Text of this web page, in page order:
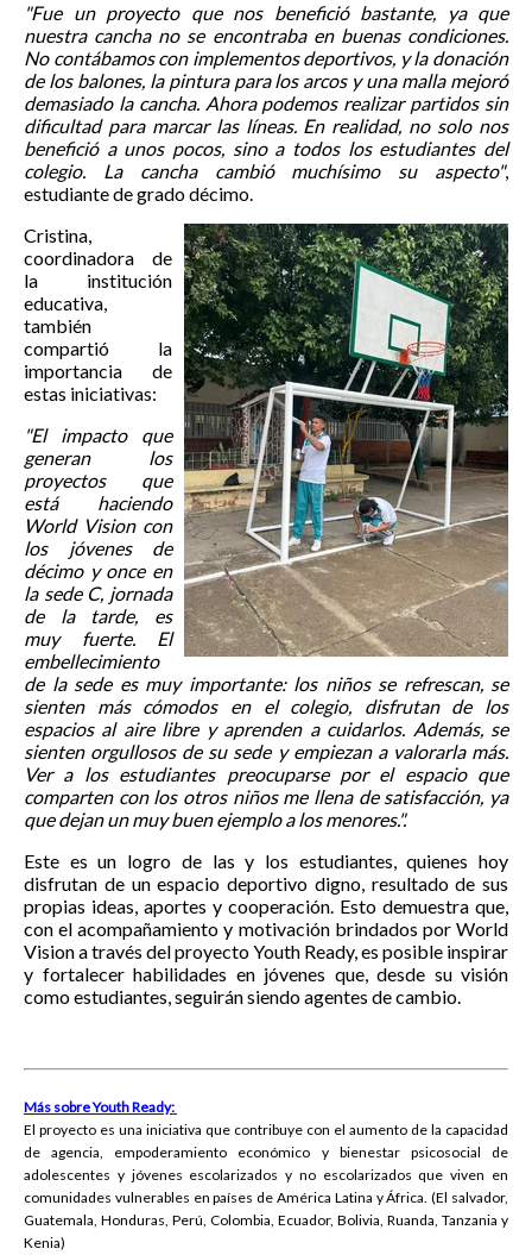
"Fue un proyecto que nos benefició bastante, ya que
nuestra cancha no se encontraba en buenas condiciones.
No contábamos con implementos deportivos, y la donación
de los balones, la pintura para los arcos y una malla mejoró
demasiado la cancha. Ahora podemos realizar partidos sin
dificultad para marcar las líneas. En realidad, no solo nos
benefició a unos pocos, sino a todos los estudiantes del
colegio. La cancha cambió muchísimo su aspecto",
estudiante de grado décimo.
Cristina,
coordinadora de
la institución
educativa,
también
compartió la
importancia de
estas iniciativas:
"El impacto que
generan los
proyectos que
está haciendo
World Vision con
los jóvenes de
décimo y once en
la sede C, jornada
de la tarde, es
muy fuerte. El
embellecimiento
de la sede es muy importante: los niños se refrescan, se
sienten más cómodos en el colegio, disfrutan de los
espacios al aire libre y aprenden a cuidarlos. Además, se
sienten orgullosos de su sede y empiezan a valorarla más.
Ver a los estudiantes preocuparse por el espacio que
comparten con los otros niños me llena de satisfacción, ya
que dejan un muy buen ejemplo a los menores.".
Este es un logro de las y los estudiantes, quienes hoy
disfrutan de un espacio deportivo digno, resultado de sus
propias ideas, aportes y cooperación. Esto demuestra que,
con el acompañamiento y motivación brindados por World
Vision a través del proyecto Youth Ready, es posible inspirar
y fortalecer habilidades en jóvenes que, desde su visión
como estudiantes, seguirán siendo agentes de cambio.
Más sobre Youth Ready:
El proyecto es una iniciativa que contribuye con el aumento de la capacidad
de agencia, empoderamiento económico y bienestar psicosocial de
adolescentes y jóvenes escolarizados y no escolarizados que viven en
comunidades vulnerables en países de América Latina y África. (El salvador,
Guatemala, Honduras, Perú, Colombia, Ecuador, Bolivia, Ruanda, Tanzania y
Kenia)